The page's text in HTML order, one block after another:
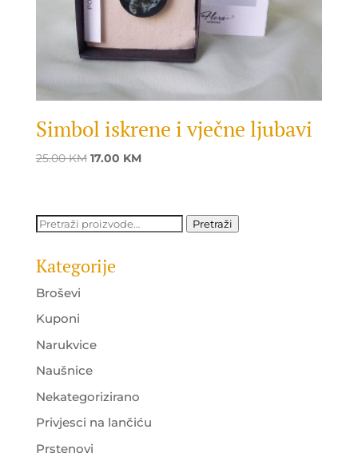
Simbol iskrene i vječne ljubavi
25.00KM Original
25.00 KM.
17.00 KMCurrent
17.00 KM.
Pretraži: Pretraži
Kategorije
Broševi
Kuponi
Narukvice
Naušnice
Nekategorizirano
Privjesci na lančiću
Prstenovi